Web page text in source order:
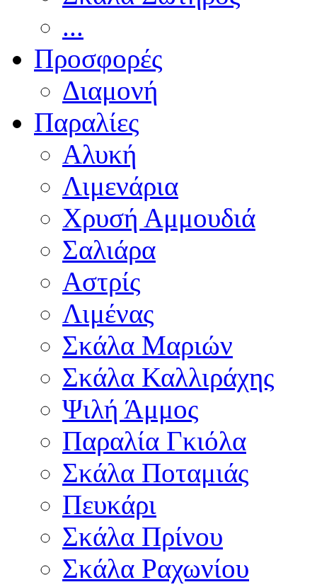
...
Προσφορές
Διαμονή
Παραλίες
Αλυκή
Λιμενάρια
Χρυσή Αμμουδιά
Σαλιάρα
Αστρίς
Λιμένας
Σκάλα Μαριών
Σκάλα Καλλιράχης
Ψιλή Άμμος
Παραλία Γκιόλα
Σκάλα Ποταμιάς
Πευκάρι
Σκάλα Πρίνου
Σκάλα Ραχωνίου